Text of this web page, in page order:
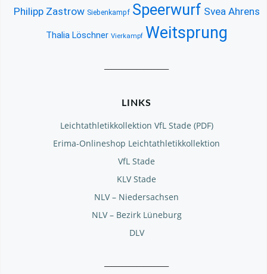
Philipp Zastrow Siebenkampf Speerwurf Svea Ahrens
Thalia Löschner Vierkampf Weitsprung
LINKS
Leichtathletikkollektion VfL Stade (PDF)
Erima-Onlineshop Leichtathletikkollektion
VfL Stade
KLV Stade
NLV – Niedersachsen
NLV – Bezirk Lüneburg
DLV